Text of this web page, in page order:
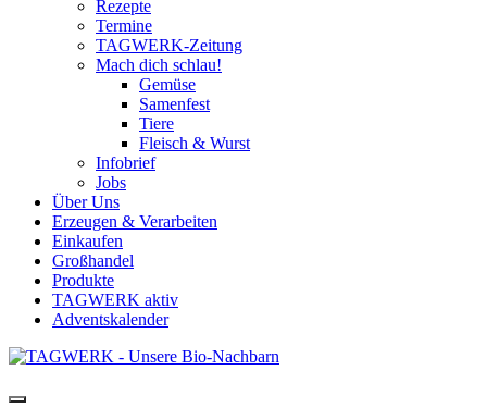
Rezepte
Termine
TAGWERK-Zeitung
Mach dich schlau!
Gemüse
Samenfest
Tiere
Fleisch & Wurst
Infobrief
Jobs
Über Uns
Erzeugen & Verarbeiten
Einkaufen
Großhandel
Produkte
TAGWERK aktiv
Adventskalender